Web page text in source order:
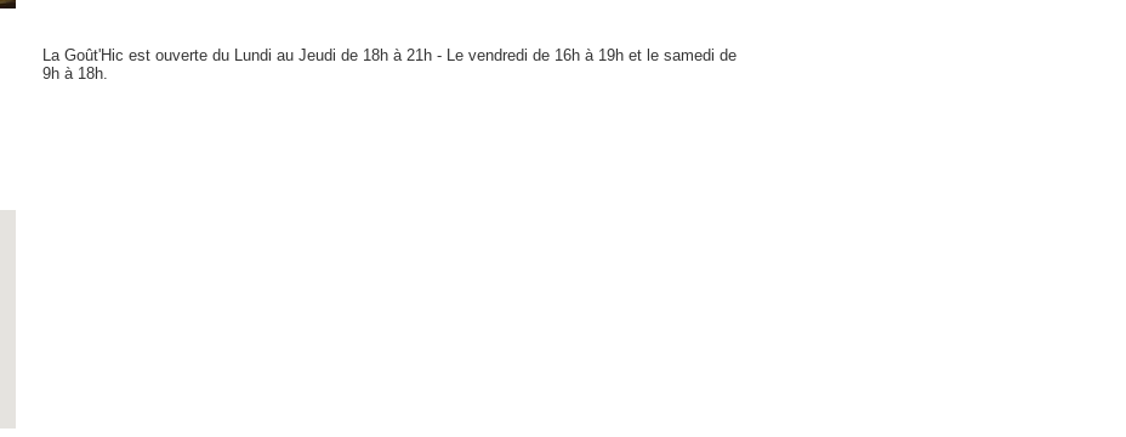
La Goût'Hic est ouverte du Lundi au Jeudi de 18h à 21h - Le vendredi de 16h à 19h et le samedi de
9h à 18h.